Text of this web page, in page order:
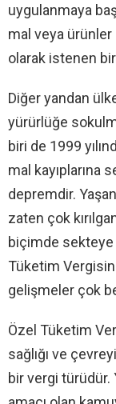
uygulanmaya
mal veya
olarak istenen
Diğer yandan
yürürlüğe
biri de 1999
mal kayıplarına
depremdir.
zaten çok
biçimde sekteye
Tüketim
gelişmeler çok
Özel Tüketim
sağlığı ve
bir vergi türüdür.